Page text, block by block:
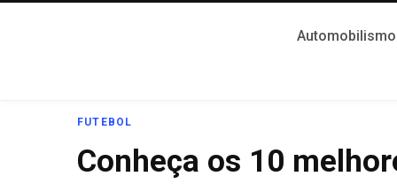
Automobilismo
FUTEBOL
Conheça os 10